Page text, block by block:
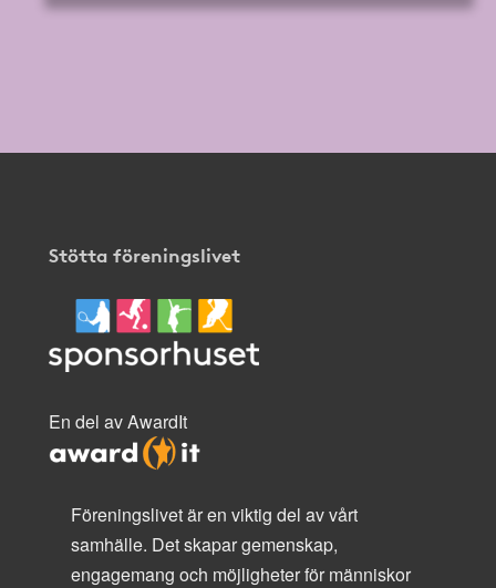
Stötta föreningslivet
En del av AwardIt
Föreningslivet är en viktig del av vårt
samhälle. Det skapar gemenskap,
engagemang och möjligheter för människor